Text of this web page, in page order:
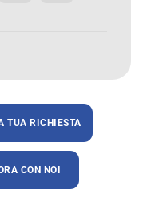
TUA RICHIESTA
CON NOI